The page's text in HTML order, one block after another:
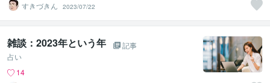
すきづきん
2023/07/22
雑談：2023年という年
記事
占い
14